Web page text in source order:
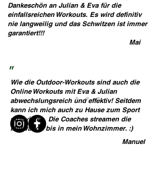
Dankeschön an Julian & Eva für die
einfallsreichen Workouts. Es wird definitiv
nie langweilig und das Schwitzen ist immer
garantiert!!!
Mai
Wie die Outdoor-Workouts sind auch die
Online Workouts mit Eva & Julian
abwechslungsreich und effektiv! Seitdem
kann ich mich auch zu Hause zum Sport
motivieren. Die Coaches streamen die
Motivation bis in mein Wohnzimmer. :)
"
Manuel